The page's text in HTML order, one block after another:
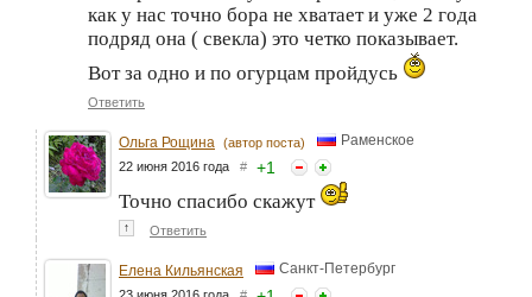
как у нас точно бора не хватает и уже 2 года
подряд она ( свекла) это четко показывает.
Вот за одно и по огурцам пройдусь
Ответить
Ольга Рощина (автор поста) Раменское
22 июня 2016 года # +1
Точно спасибо скажут
↑ Ответить
Елена Кильянская Санкт-Петербург